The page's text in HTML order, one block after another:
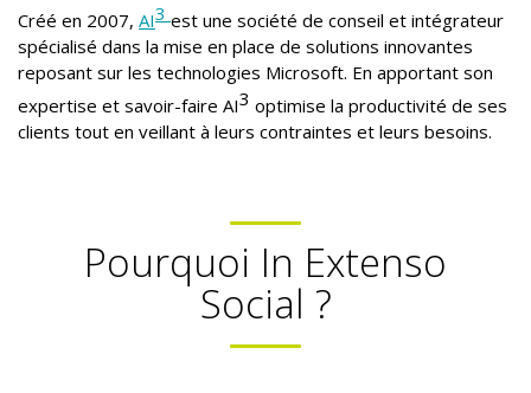
Créé en 2007, AI3 est une société de conseil et intégrateur
spécialisé dans la mise en place de solutions innovantes
reposant sur les technologies Microsoft. En apportant son
expertise et savoir-faire AI3 optimise la productivité de ses
clients tout en veillant à leurs contraintes et leurs besoins.
Pourquoi In Extenso
Social ?